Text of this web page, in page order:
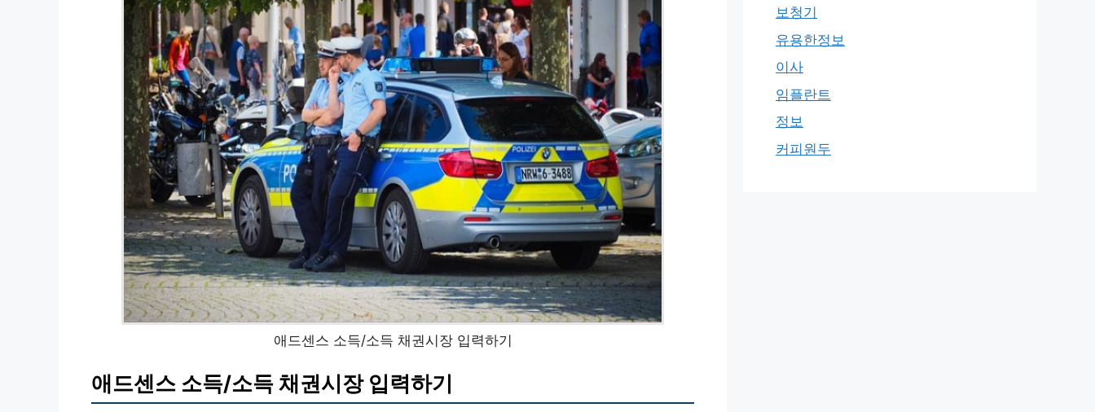
애드센스 소득/소득 채권시장 입력하기
애드센스 소득/소득 채권시장 입력하기
보청기
유용한정보
이사
임플란트
정보
커피원두